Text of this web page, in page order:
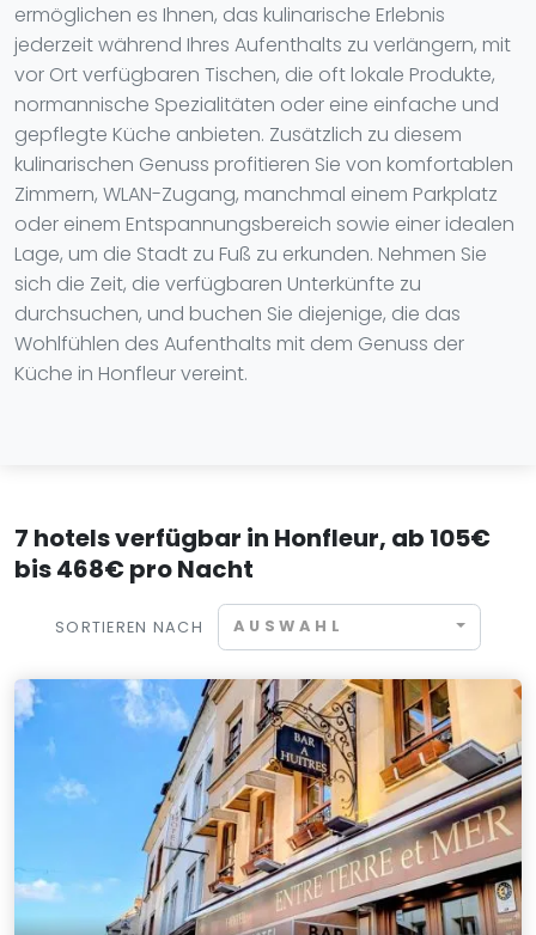
ermöglichen es Ihnen, das kulinarische Erlebnis
jederzeit während Ihres Aufenthalts zu verlängern, mit
vor Ort verfügbaren Tischen, die oft lokale Produkte,
normannische Spezialitäten oder eine einfache und
gepflegte Küche anbieten. Zusätzlich zu diesem
kulinarischen Genuss profitieren Sie von komfortablen
Zimmern, WLAN-Zugang, manchmal einem Parkplatz
oder einem Entspannungsbereich sowie einer idealen
Lage, um die Stadt zu Fuß zu erkunden. Nehmen Sie
sich die Zeit, die verfügbaren Unterkünfte zu
durchsuchen, und buchen Sie diejenige, die das
Wohlfühlen des Aufenthalts mit dem Genuss der
Küche in Honfleur vereint.
7 hotels verfügbar in Honfleur, ab 105€
bis 468€ pro Nacht
SORTIEREN NACH AUSWAHL